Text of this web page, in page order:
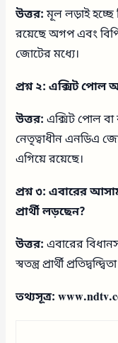
উত্তর:মূল লড়াই হচ্ছে
রয়েছে অগপ এবং
জোটের মধ্যে।
প্রশ্ন ২: এক্সিট
উত্তর: এক্সিট পোল
নেতৃত্বাধীন এনডিএ
এগিয়ে রয়েছে।
প্রশ্ন ৩: এবারের
প্রার্থী লড়ছেন?
উত্তর: এবারের
স্বতন্ত্র প্রার্থী
তথ্যসূত্র: